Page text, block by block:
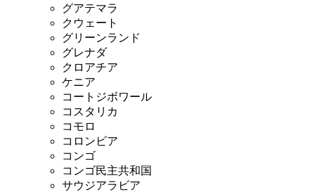
グアテマラ
クウェート
グリーンランド
グレナダ
クロアチア
ケニア
コートジボワール
コスタリカ
コモロ
コロンビア
コンゴ
コンゴ民主共和国
サウジアラビア